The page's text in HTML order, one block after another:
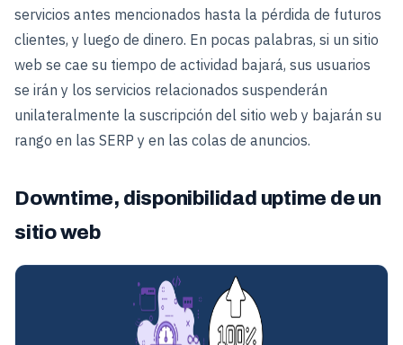
servicios antes mencionados hasta la pérdida de futuros
clientes, y luego de dinero. En pocas palabras, si un sitio
web se cae su tiempo de actividad bajará, sus usuarios
se irán y los servicios relacionados suspenderán
unilateralmente la suscripción del sitio web y bajarán su
rango en las SERP y en las colas de anuncios.
Downtime, disponibilidad uptime de un
sitio web